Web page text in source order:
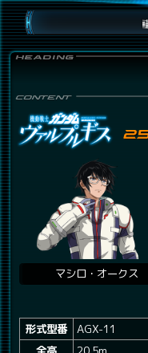
マシロ・オークス
形式型番
AGX-11